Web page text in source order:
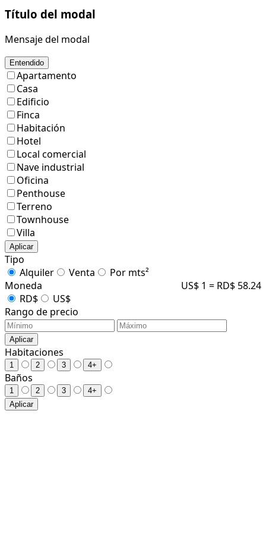
Título del modal
Mensaje del modal
Entendido
Apartamento
Casa
Edificio
Finca
Habitación
Hotel
Local comercial
Nave industrial
Oficina
Penthouse
Terreno
Townhouse
Villa
Aplicar
Tipo
Alquiler
Venta
Por mts²
Moneda
US$ 1 = RD$ 58.24
RD$
US$
Rango de precio
Aplicar
Habitaciones
1 2 3 4+
Baños
1 2 3
4+
Aplicar